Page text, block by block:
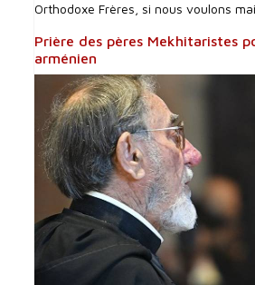
Orthodoxe Frères, si nous voulons
Prière des pères Mekhitaristes
arménien